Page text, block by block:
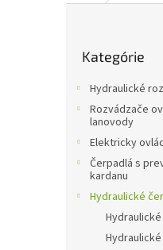
kategórie
Kategórie
Hydraulické
Rozvádzače
lanovody
Elektricky
Čerpadlá s
kardanu
Hydraulické